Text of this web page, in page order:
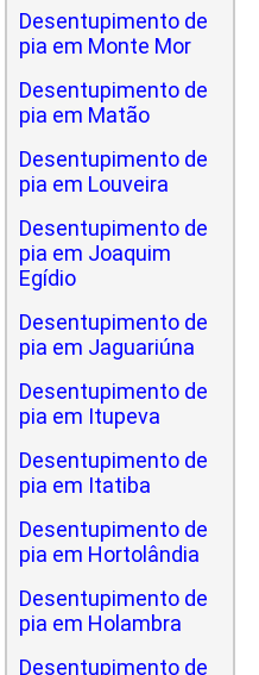
Desentupimento de
pia em Monte Mor
Desentupimento de
pia em Matão
Desentupimento de
pia em Louveira
Desentupimento de
pia em Joaquim
Egídio
Desentupimento de
pia em Jaguariúna
Desentupimento de
pia em Itupeva
Desentupimento de
pia em Itatiba
Desentupimento de
pia em Hortolândia
Desentupimento de
pia em Holambra
Desentupimento de